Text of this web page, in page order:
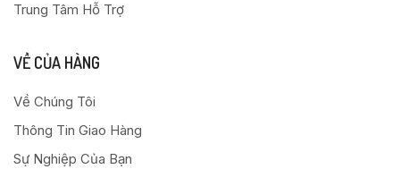
Trung Tâm Hỗ Trợ
VỀ CỦA HÀNG
Về Chúng Tôi
Thông Tin Giao Hàng
Sự Nghiệp Của Bạn